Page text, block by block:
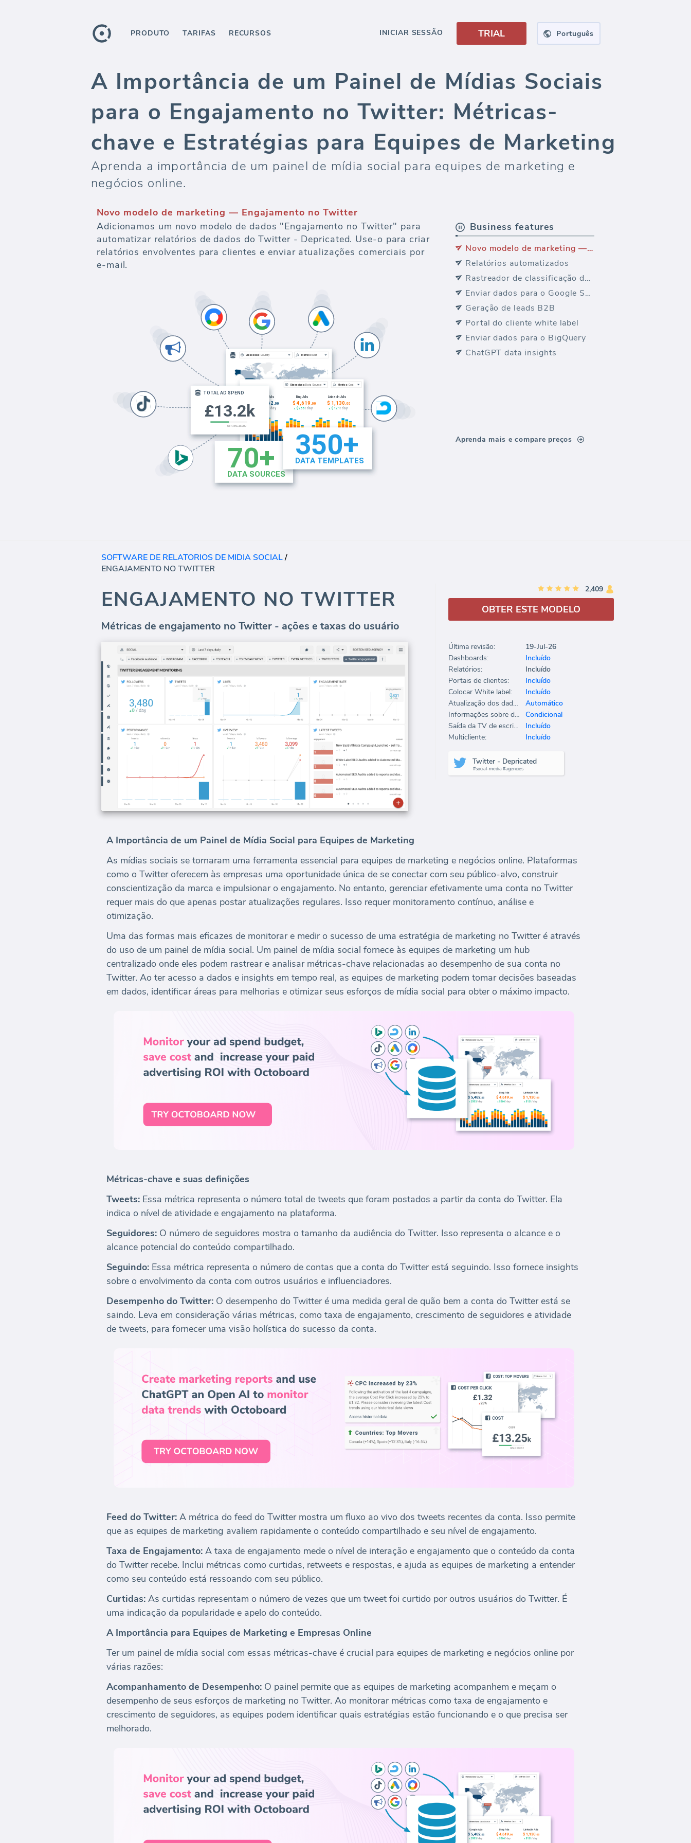
PRODUTO TARIFAS RECURSOS INICIAR SESSÃO TRIAL Português
A Importância de um Painel de Mídias Sociais
para o Engajamento no Twitter: Métricas-
chave e Estratégias para Equipes de Marketing
Aprenda a importância de um painel de mídia social para equipes de marketing e
negócios online.
Novo modelo de marketing — Engajamento no Twitter
Adicionamos um novo modelo de dados "Engajamento no Twitter" para
automatizar relatórios de dados do Twitter - Depricated. Use-o para criar
relatórios envolventes para clientes e enviar atualizações comerciais por
e-mail.
Business features
Novo modelo de marketing — Engajamento no Twitter
Relatórios automatizados
Rastreador de classificação de palavras-chave
Enviar dados para o Google Sheets
Geração de leads B2B
Portal do cliente white label
Enviar dados para o BigQuery
ChatGPT data insights
Aprenda mais e compare preços
SOFTWARE DE RELATORIOS DE MIDIA SOCIAL/
ENGAJAMENTO NO TWITTER
ENGAJAMENTO NO TWITTER
Métricas de engajamento no Twitter - ações e taxas do usuário
A Importância de um Painel de Mídia Social para Equipes de Marketing
As mídias sociais se tornaram uma ferramenta essencial para equipes de marketing e negócios online. Plataformas
como o Twitter oferecem às empresas uma oportunidade única de se conectar com seu público-alvo, construir
conscientização da marca e impulsionar o engajamento. No entanto, gerenciar efetivamente uma conta no Twitter
requer mais do que apenas postar atualizações regulares. Isso requer monitoramento contínuo, análise e
otimização.
Uma das formas mais eficazes de monitorar e medir o sucesso de uma estratégia de marketing no Twitter é através
do uso de um painel de mídia social. Um painel de mídia social fornece às equipes de marketing um hub
centralizado onde eles podem rastrear e analisar métricas-chave relacionadas ao desempenho de sua conta no
Twitter. Ao ter acesso a dados e insights em tempo real, as equipes de marketing podem tomar decisões baseadas
em dados, identificar áreas para melhorias e otimizar seus esforços de mídia social para obter o máximo impacto.
Métricas-chave e suas definições
Tweets: Essa métrica representa o número total de tweets que foram postados a partir da conta do Twitter. Ela
indica o nível de atividade e engajamento na plataforma.
Seguidores: O número de seguidores mostra o tamanho da audiência do Twitter. Isso representa o alcance e o
alcance potencial do conteúdo compartilhado.
Seguindo: Essa métrica representa o número de contas que a conta do Twitter está seguindo. Isso fornece insights
sobre o envolvimento da conta com outros usuários e influenciadores.
Desempenho do Twitter: O desempenho do Twitter é uma medida geral de quão bem a conta do Twitter está se
saindo. Leva em consideração várias métricas, como taxa de engajamento, crescimento de seguidores e atividade
de tweets, para fornecer uma visão holística do sucesso da conta.
Feed do Twitter: A métrica do feed do Twitter mostra um fluxo ao vivo dos tweets recentes da conta. Isso permite
que as equipes de marketing avaliem rapidamente o conteúdo compartilhado e seu nível de engajamento.
Taxa de Engajamento: A taxa de engajamento mede o nível de interação e engajamento que o conteúdo da conta
do Twitter recebe. Inclui métricas como curtidas, retweets e respostas, e ajuda as equipes de marketing a entender
como seu conteúdo está ressoando com seu público.
Curtidas: As curtidas representam o número de vezes que um tweet foi curtido por outros usuários do Twitter. É
uma indicação da popularidade e apelo do conteúdo.
A Importância para Equipes de Marketing e Empresas Online
Ter um painel de mídia social com essas métricas-chave é crucial para equipes de marketing e negócios online por
várias razões:
Acompanhamento de Desempenho: O painel permite que as equipes de marketing acompanhem e meçam o
desempenho de seus esforços de marketing no Twitter. Ao monitorar métricas como taxa de engajamento e
crescimento de seguidores, as equipes podem identificar quais estratégias estão funcionando e o que precisa ser
melhorado.
2,409
OBTER ESTE MODELO
Última revisão:
19-Jul-26
Dashboards:
Incluído
Relatórios:
Incluído
Portais de clientes:
Incluído
Colocar White label:
Incluído
Atualização dos dados:
Automático
Informações sobre dados:
Condicional
Saída da TV de escritório:
Incluído
Multicliente:
Incluído
Twitter - Depricated
#social-media #agencies